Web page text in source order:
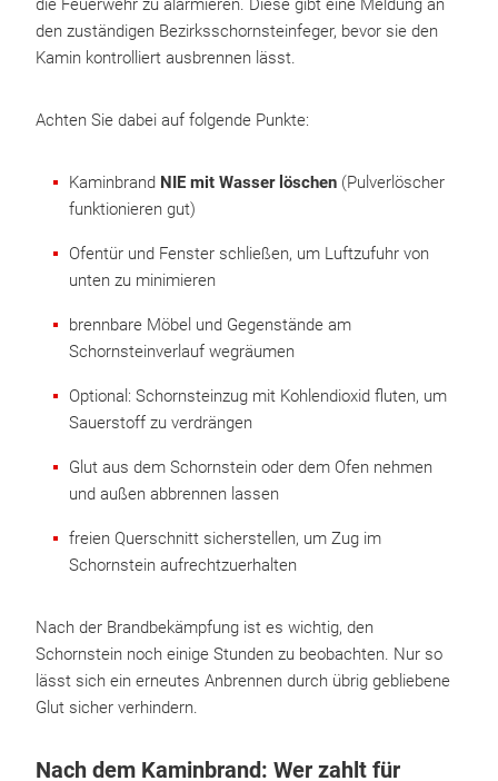
die Feuerwehr zu alarmieren. Diese gibt eine Meldung an
den zuständigen Bezirksschornsteinfeger, bevor sie den
Kamin kontrolliert ausbrennen lässt.
Achten Sie dabei auf folgende Punkte:
Kaminbrand NIE mit Wasser löschen (Pulverlöscher
funktionieren gut)
Ofentür und Fenster schließen, um Luftzufuhr von
unten zu minimieren
brennbare Möbel und Gegenstände am
Schornsteinverlauf wegräumen
Optional: Schornsteinzug mit Kohlendioxid fluten, um
Sauerstoff zu verdrängen
Glut aus dem Schornstein oder dem Ofen nehmen
und außen abbrennen lassen
freien Querschnitt sicherstellen, um Zug im
Schornstein aufrechtzuerhalten
Nach der Brandbekämpfung ist es wichtig, den
Schornstein noch einige Stunden zu beobachten. Nur so
lässt sich ein erneutes Anbrennen durch übrig gebliebene
Glut sicher verhindern.
Nach dem Kaminbrand: Wer zahlt für